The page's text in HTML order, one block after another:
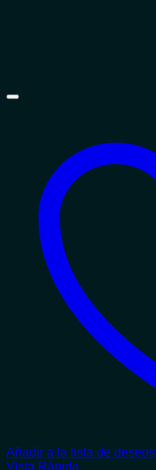
Añadir a la lista de deseos
Vista Rápida